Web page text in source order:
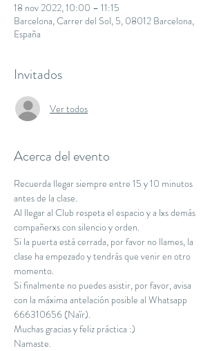
18 nov 2022, 10:00 – 11:15
Barcelona, Carrer del Sol, 5, 08012 Barcelona,
España
Invitados
Ver todos
Acerca del evento
Recuerda llegar siempre entre 15 y 10 minutos
antes de la clase.
Al llegar al Club respeta el espacio y a lxs demás
compañerxs con silencio y orden.
Si la puerta está cerrada, por favor no llames, la
clase ha empezado y tendrás que venir en otro
momento.
Si finalmente no puedes asistir, por favor, avisa
con la máxima antelación posible al Whatsapp
666310656 (Naïr).
Muchas gracias y feliz práctica :)
Namaste.